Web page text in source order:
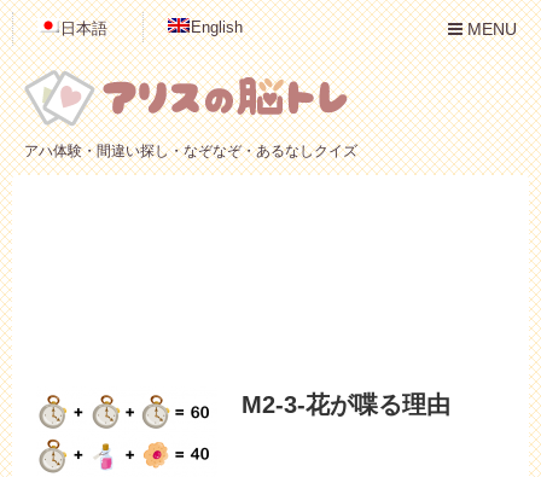
日本語 English MENU
アハ体験・間違い探し・なぞなぞ・あるなしクイズ
M2-3-花が喋る理由